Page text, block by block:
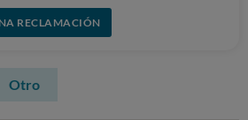
RECLAMACIÓN
Otro